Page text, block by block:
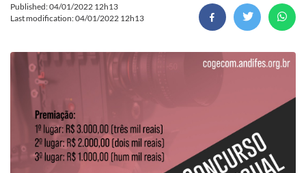
Published: 04/01/2022 12h13
Last modification: 04/01/2022 12h13